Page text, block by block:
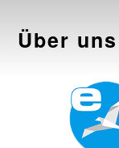
Über uns